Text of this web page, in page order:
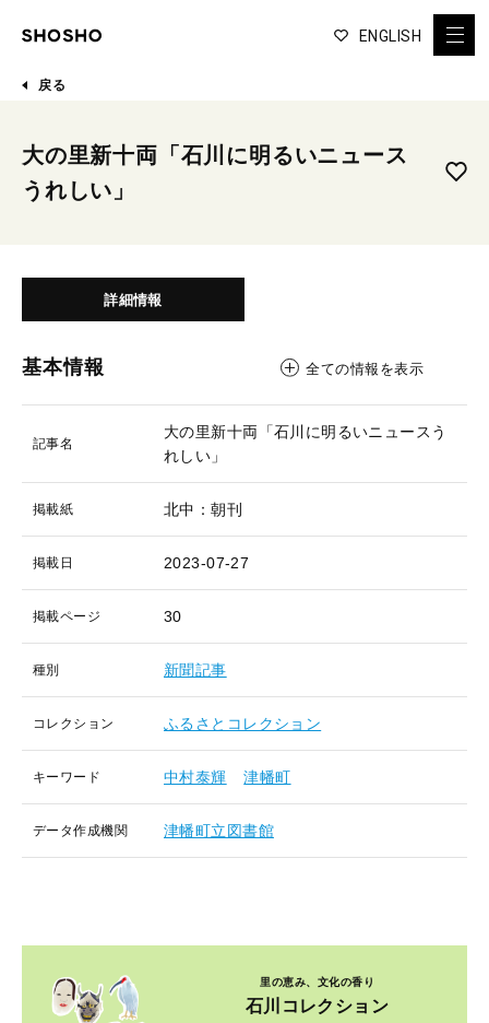
ENGLISH
戻る
大の里新十両「石川に明るいニュース
うれしい」
詳細情報
基本情報 全ての情報を表示
記事名
大の里新十両「石川に明るいニュースう
れしい」
掲載紙 北中：朝刊
掲載日 2023-07-27
掲載ページ 30
種別 新聞記事
コレクション ふるさとコレクション
キーワード 中村泰輝 津幡町
データ作成機関 津幡町立図書館
里の恵み、文化の香り
石川コレクション